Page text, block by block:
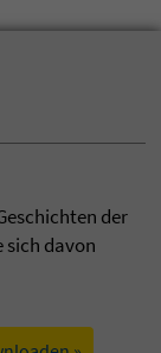
der
sich davon